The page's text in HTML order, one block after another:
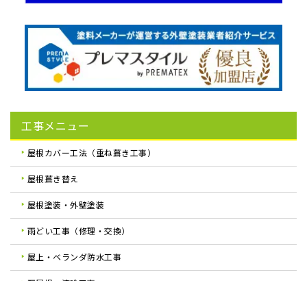
工事メニュー
屋根カバー工法（重ね葺き工事）
屋根葺き替え
屋根塗装・外壁塗装
雨どい工事（修理・交換）
屋上・ベランダ防水工事